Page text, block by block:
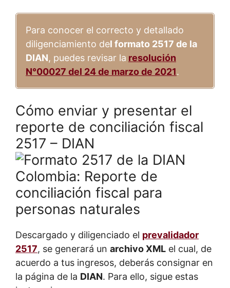
Para conocer el correcto y detallado
diligenciamiento del formato 2517 de la
DIAN, puedes revisar la resolución
N°00027 del 24 de marzo de 2021.
Cómo enviar y presentar el
reporte de conciliación fiscal
2517 – DIAN
Descargado y diligenciado el prevalidador
2517, se generará un archivo XML el cual, de
acuerdo a tus ingresos, deberás consignar en
la página de la DIAN. Para ello, sigue estas